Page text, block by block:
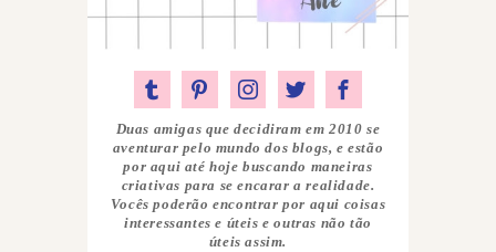
Duas amigas que decidiram em 2010 se
aventurar pelo mundo dos blogs, e estão
por aqui até hoje buscando maneiras
criativas para se encarar a realidade.
Vocês poderão encontrar por aqui coisas
interessantes e úteis e outras não tão
úteis assim.